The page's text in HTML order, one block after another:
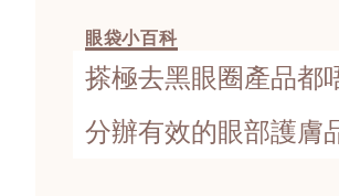
眼袋小百科
搽極去黑眼圈產品都
分辦有效的眼部護膚